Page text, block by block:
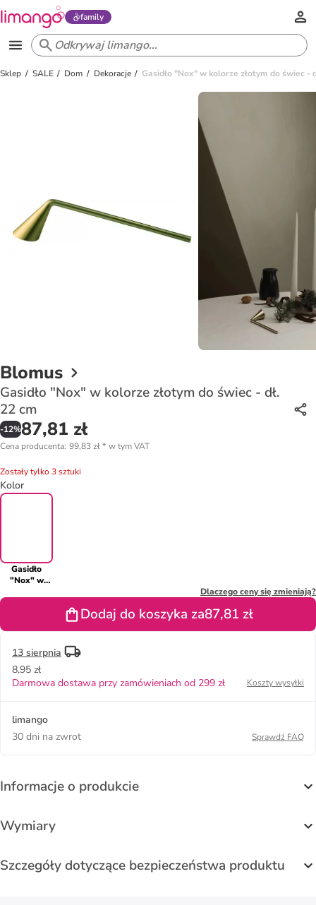
family
Sklep SALE Dom Dekoracje Gasidło "Nox" w kolorze złotym do świec -
Blomus
Gasidło "Nox" w kolorze złotym do świec - dł.
22 cm
-12%87,81 zł
Cena producenta: 99,83 zł* w tym VAT
Zostały tylko 3 sztuki
Kolor
Gasidło
"Nox" w
Dlaczego ceny się zmieniają?
Dodaj do koszyka za87,81 zł
13 sierpnia
8,95 zł
Darmowa dostawa przy zamówieniach od 299 zł
Koszty wysyłki
limango
30 dni na zwrot
Sprawdź FAQ
Informacje o produkcie
Wymiary
Szczegóły dotyczące bezpieczeństwa produktu